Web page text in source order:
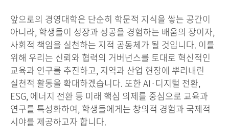
앞으로의 경영대학은 단순히 학문적 지식을 쌓는 공간이
아니라, 학생들이 성장과 성공을 경험하는 배움의 장이자,
사회적 책임을 실천하는 지적 공동체가 될 것입니다. 이를
위해 우리는 신뢰와 협력의 거버넌스를 토대로 혁신적인
교육과 연구를 추진하고, 지역과 산업 현장에 뿌리내린
실천적 활동을 확대하겠습니다. 또한 AI·디지털 전환,
ESG, 에너지 전환 등 미래 핵심 의제를 중심으로 교육과
연구를 특성화하여, 학생들에게는 창의적 경험과 국제적
시야를 제공하고자 합니다.